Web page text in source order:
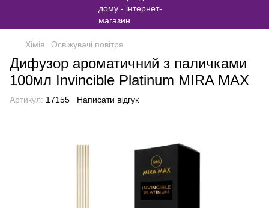
Хімія Освіжувачі повітря
Дифузор ароматичний з паличками
100мл Invincible Platinum MIRA MAX
Артикул: 17155 Написати відгук